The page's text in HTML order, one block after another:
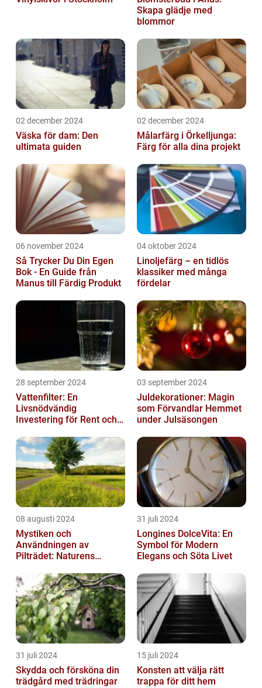
Skapa glädje med
blommor
02 december 2024
Väska för dam: Den
ultimata guiden
02 december 2024
Målarfärg i Örkelljunga:
Färg för alla dina projekt
06 november 2024
Så Trycker Du Din Egen
Bok - En Guide från
Manus till Färdig Produkt
04 oktober 2024
Linoljefärg – en tidlös
klassiker med många
fördelar
28 september 2024
Vattenfilter: En
Livsnödvändig
Investering för Rent och
03 september 2024
Juldekorationer: Magin
som Förvandlar Hemmet
under Julsäsongen
08 augusti 2024
Mystiken och
Användningen av
Pilträdet: Naturens
31 juli 2024
Longines DolceVita: En
Symbol för Modern
Elegans och Söta Livet
31 juli 2024
Skydda och försköna din
trädgård med trädringar
15 juli 2024
Konsten att välja rätt
trappa för ditt hem